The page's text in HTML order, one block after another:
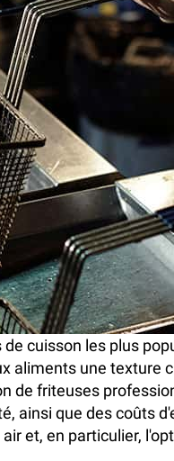
cuisson les plus
aliments une texture
de friteuses
ainsi que des coûts
et, en particulier,